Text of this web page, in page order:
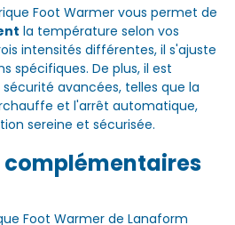
Foot Warmer vous permet de
la température selon vos
intensités différentes, il s'ajuste
spécifiques. De plus, il est
avancées, telles que la
et l'arrêt automatique,
sereine et sécurisée.
Foot Warmer de Lanaform